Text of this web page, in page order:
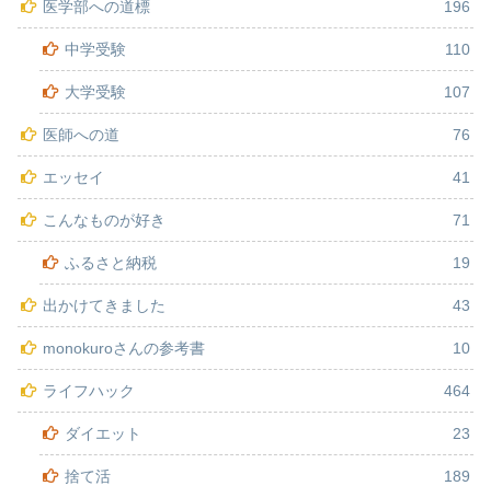
医学部への道標 196
中学受験 110
大学受験 107
医師への道 76
エッセイ 41
こんなものが好き 71
ふるさと納税 19
出かけてきました 43
monokuroさんの参考書 10
ライフハック 464
ダイエット 23
捨て活 189